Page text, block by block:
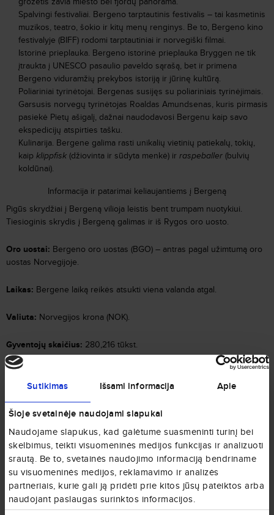
Sutikimas Išsami informacija Apie
Šioje svetainėje naudojami slapukai
Naudojame slapukus, kad galėtume suasmeninti turinį bei
skelbimus, teikti visuomeninės medijos funkcijas ir analizuoti
srautą. Be to, svetainės naudojimo informaciją bendriname
su visuomeninės medijos, reklamavimo ir analizės
partneriais, kurie gali ją pridėti prie kitos jūsų pateiktos arba
naudojant paslaugas surinktos informacijos.
Spalvingi festivaliai. Bergeno tarptautinis festivalis – tai kasmetinis
muzikos, teatro, šokio ir kitų menų renginys. Be to, Bergeno kino
festivalyje (BIFF) rodomi tarptautiniai ir norvegiški filmai.
Istorinė prieplauka. Bergeno istorinė prieplauka Bryggen ne tik
įtraukta į UNESCO pasaulio paveldo sąrašą, bet ir primena
Bergeno viduramžių prekybos istoriją ir jūrinę kultūrą.
Poliariniai tyrinėtojai. Bergenas susijęs su poliariniais tyrinėjimais.
Garsusis norvegų tyrinėtojas Roaldas Amundsenas, kuris pirmasis
pasiekė Pietų ašigalį, dažnai naudodavosi Bergenu kaip savo
ekspedicijų atspirties tašku.
Kulinarija. Bergene galima rasti unikalių vietinių patiekalų, tokių,
kaip klippfisk (džiovinta ir sūdyta menkė) ir raspeballer (bulvių
koldūnai).
Informacija ir patarimai keliaujantiems į Bergeną
Pigūs skrydžiai į Bergeną vilioja leistis bent trumpam nuotykiui.
Tiesioginis skrydis į Bergeną galimas ir iš Rygos oro uosto.
Oro uostai: Bergeno oro uostas (BGO) – antras pagal užimtumą oro
uostas Norvegijoje.
Laikas: Bergene laiką reikės atsukti viena valanda atgal.
Valiuta: Norvegijos krona (NOK).
Gyventojų skaičius: 280,216 tūkst.
Plotas:
Įkūrimo data:miestas buvo įkurtas 1070 m.
Viešasis transportas Bergene
Viešojo transporto paslaugas Bergene siūlo autobusai, taksi,
funikulieriai ir nuo 2010 metų veikiantys lengvieji traukiniai.
Vienkartinis kelionės bilietas kainuos kiek daugiau nei 3 Eur. Galima
įsigyti vienos paros bilietą, kuris kainuos 110 NOK (apie 11 Eur). Bilietai
parduodami bilietų pardavimo automatuose,Narvesen
Elevenkioskuose arba per mobiliąją programėlę.